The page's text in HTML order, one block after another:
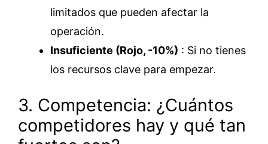
limitados que pueden afectar la
operación.
Insuficiente (Rojo, -10%) : Si no tienes
los recursos clave para empezar.
3. Competencia: ¿Cuántos
competidores hay y qué tan